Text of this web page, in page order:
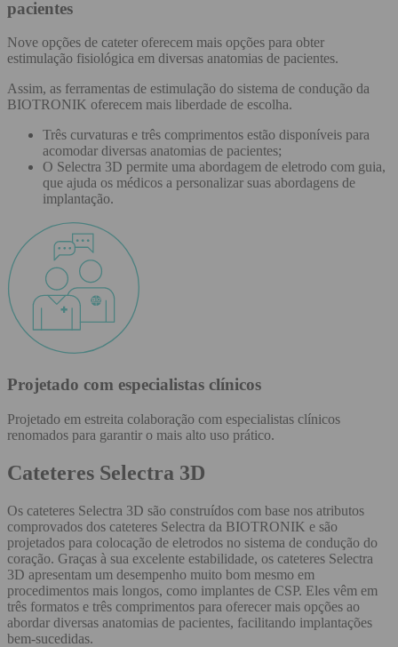
pacientes
Nove opções de cateter oferecem mais opções para obter
estimulação fisiológica em diversas anatomias de pacientes.
Assim, as ferramentas de estimulação do sistema de condução da
BIOTRONIK oferecem mais liberdade de escolha.
Três curvaturas e três comprimentos estão disponíveis para
acomodar diversas anatomias de pacientes;
O Selectra 3D permite uma abordagem de eletrodo com guia,
que ajuda os médicos a personalizar suas abordagens de
implantação.
Projetado com especialistas clínicos
Projetado em estreita colaboração com especialistas clínicos
renomados para garantir o mais alto uso prático.
Cateteres Selectra 3D
Os cateteres Selectra 3D são construídos com base nos atributos
comprovados dos cateteres Selectra da BIOTRONIK e são
projetados para colocação de eletrodos no sistema de condução do
coração. Graças à sua excelente estabilidade, os cateteres Selectra
3D apresentam um desempenho muito bom mesmo em
procedimentos mais longos, como implantes de CSP. Eles vêm em
três formatos e três comprimentos para oferecer mais opções ao
abordar diversas anatomias de pacientes, facilitando implantações
bem-sucedidas.